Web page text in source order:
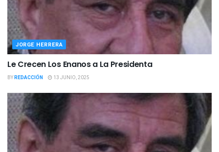
JORGE HERRERA
Le Crecen Los Enanos a La Presidenta
BYREDACCIÓN 13 JUNIO, 2025